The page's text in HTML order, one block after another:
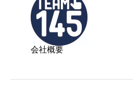
会社概要